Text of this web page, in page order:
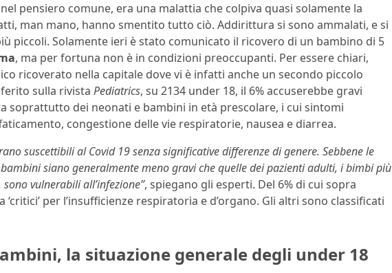
pensiero comune, era una malattia che colpiva quasi solamente la
man mano, hanno smentito tutto ciò. Addirittura si sono ammalati, e si
piccoli. Solamente ieri è stato comunicato il ricovero di un bambino di 5
, ma per fortuna non è in condizioni preoccupanti. Per essere chiari,
ricoverato nella capitale dove vi è infatti anche un secondo piccolo
sulla rivista Pediatrics, su 2134 under 18, il 6% accuserebbe gravi
soprattutto dei neonati e bambini in età prescolare, i cui sintomi
congestione delle vie respiratorie, nausea e diarrea.
suscettibili al Covid 19 senza significative differenze di genere. Sebbene le
siano generalmente meno gravi che quelle dei pazienti adulti, i bimbi più
vulnerabili all’infezione”, spiegano gli esperti. Del 6% di cui sopra
per l’insufficienze respiratoria e d’organo. Gli altri sono classificati
la situazione generale degli under 18